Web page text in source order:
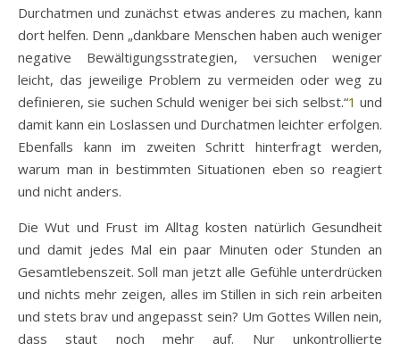
Durchatmen und zunächst etwas anderes zu machen, kann
dort helfen. Denn „dankbare Menschen haben auch weniger
negative Bewältigungsstrategien, versuchen weniger
leicht, das jeweilige Problem zu vermeiden oder weg zu
definieren, sie suchen Schuld weniger bei sich selbst.“1 und
damit kann ein Loslassen und Durchatmen leichter erfolgen.
Ebenfalls kann im zweiten Schritt hinterfragt werden,
warum man in bestimmten Situationen eben so reagiert
und nicht anders.
Die Wut und Frust im Alltag kosten natürlich Gesundheit
und damit jedes Mal ein paar Minuten oder Stunden an
Gesamtlebenszeit. Soll man jetzt alle Gefühle unterdrücken
und nichts mehr zeigen, alles im Stillen in sich rein arbeiten
und stets brav und angepasst sein? Um Gottes Willen nein,
dass staut noch mehr auf. Nur unkontrollierte